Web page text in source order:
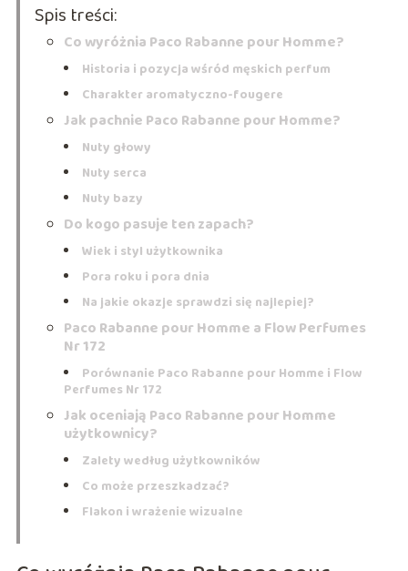
Spis treści:
Co wyróżnia Paco Rabanne pour Homme?
Historia i pozycja wśród męskich perfum
Charakter aromatyczno-fougere
Jak pachnie Paco Rabanne pour Homme?
Nuty głowy
Nuty serca
Nuty bazy
Do kogo pasuje ten zapach?
Wiek i styl użytkownika
Pora roku i pora dnia
Na jakie okazje sprawdzi się najlepiej?
Paco Rabanne pour Homme a Flow Perfumes
Nr 172
Porównanie Paco Rabanne pour Homme i Flow
Perfumes Nr 172
Jak oceniają Paco Rabanne pour Homme
użytkownicy?
Zalety według użytkowników
Co może przeszkadzać?
Flakon i wrażenie wizualne